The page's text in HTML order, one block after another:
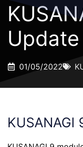
Update
01/05/2022